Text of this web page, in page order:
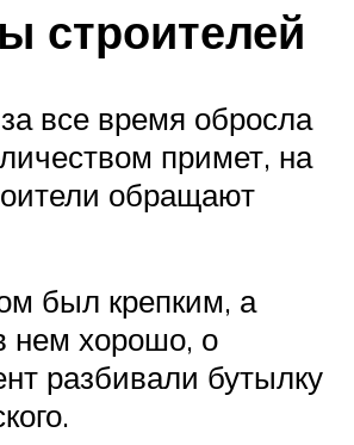
строителей
все время обросла
примет, на
обращают
был крепким, а
нем хорошо, о
разбивали бутылку